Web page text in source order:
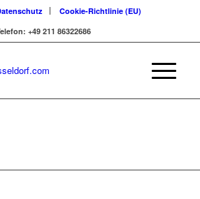
Cookie-Richtlinie (EU)
+49 211 86322686